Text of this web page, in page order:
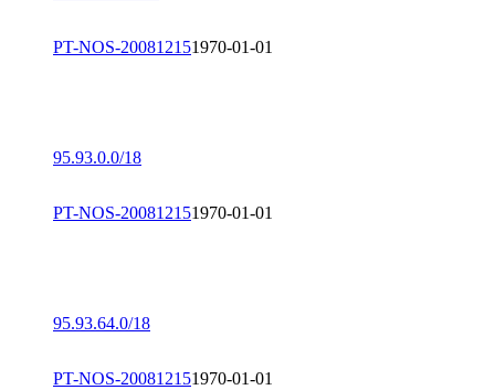
PT-NOS-200812151970-01-01
95.93.0.0/18
PT-NOS-200812151970-01-01
95.93.64.0/18
PT-NOS-200812151970-01-01